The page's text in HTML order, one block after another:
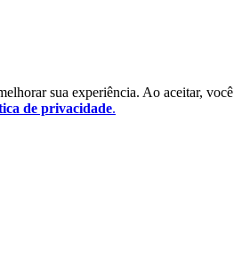
sua experiência. Ao aceitar, você
de privacidade.